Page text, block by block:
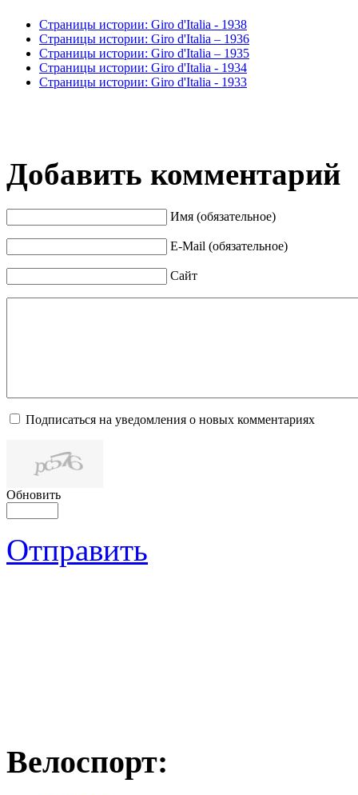
Страницы истории: Giro d'Italia - 1938
Страницы истории: Giro d'Italia – 1936
Страницы истории: Giro d'Italia – 1935
Страницы истории: Giro d'Italia - 1934
Страницы истории: Giro d'Italia - 1933
Добавить комментарий
Имя (обязательное)
E-Mail (обязательное)
Сайт
Подписаться на уведомления о новых комментариях
Обновить
Отправить
Велоспорт: